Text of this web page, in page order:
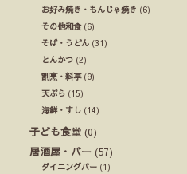
お好み焼き・もんじゃ焼き (6)
その他和食(6)
そば・うどん (31)
とんかつ (2)
割烹・料亭(9)
天ぷら (15)
海鮮・すし (14)
子ども食堂 (0)
居酒屋・バー (57)
ダイニングバー (1)